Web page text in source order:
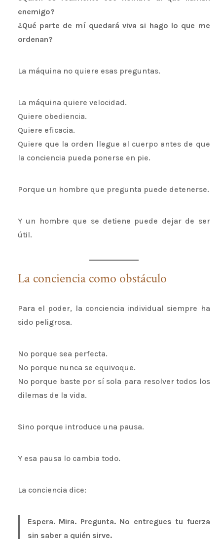
enemigo?
¿Qué parte de mí quedará viva si hago lo que me
ordenan?
La máquina no quiere esas preguntas.
La máquina quiere velocidad.
Quiere obediencia.
Quiere eficacia.
Quiere que la orden llegue al cuerpo antes de que
la conciencia pueda ponerse en pie.
Porque un hombre que pregunta puede detenerse.
Y un hombre que se detiene puede dejar de ser
útil.
La conciencia como obstáculo
Para el poder, la conciencia individual siempre ha
sido peligrosa.
No porque sea perfecta.
No porque nunca se equivoque.
No porque baste por sí sola para resolver todos los
dilemas de la vida.
Sino porque introduce una pausa.
Y esa pausa lo cambia todo.
La conciencia dice:
Espera. Mira. Pregunta. No entregues tu fuerza
sin saber a quién sirve.